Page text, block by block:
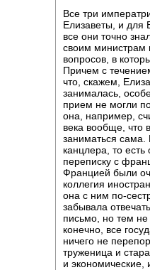
Все три
Елизаветы, и для
все они точно
своим министрам
вопросов, в
Причем с
что, скажем,
занималась,
прием не могли
она, например,
века вообще, что
заниматься сама.
канцлера, то
переписку с
Францией были
коллегия
она с ним по-
забывала
письмо, но тем
конечно, все
ничего не
труженица и
и